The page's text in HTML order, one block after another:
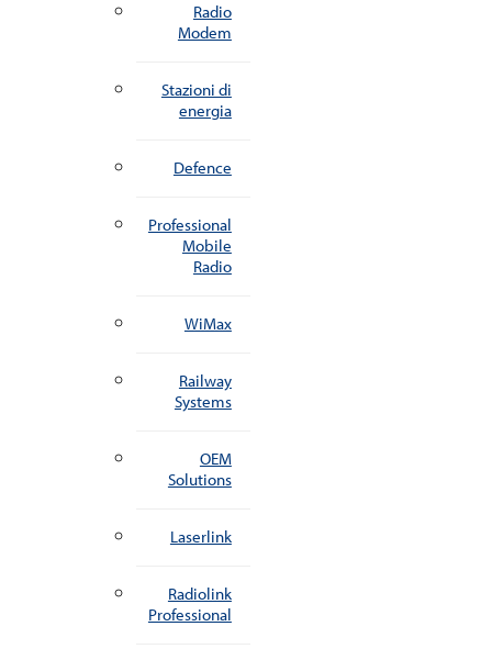
Radio
Modem
Stazioni di
energia
Defence
Professional
Mobile
Radio
WiMax
Railway
Systems
OEM
Solutions
Laserlink
Radiolink
Professional